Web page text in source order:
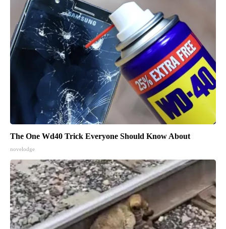
The One Wd40 Trick Everyone Should Know About
novelodge